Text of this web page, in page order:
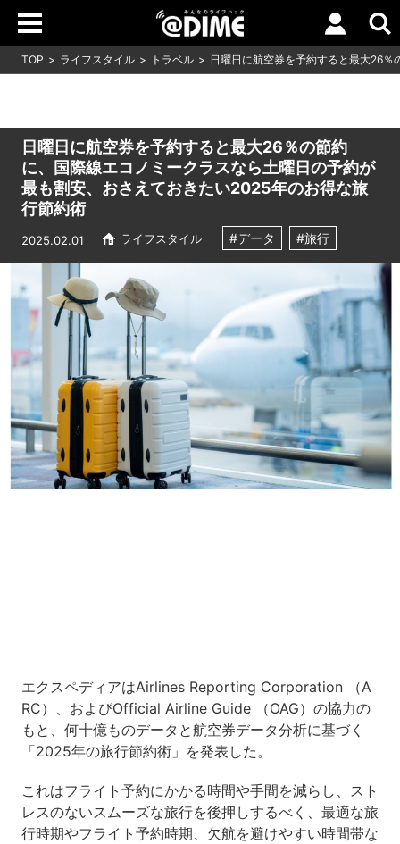
TOP ライフスタイル トラベル 日曜日に航空券を予約すると最大26
日曜日に航空券を予約すると最大26％の節約
に、国際線エコノミークラスなら土曜日の予約が
最も割安、おさえておきたい2025年のお得な旅
行節約術
2025.02.01 ライフスタイル #データ #旅行
エクスペディアはAirlines Reporting Corporation （A
RC）、およびOfficial Airline Guide （OAG）の協力の
もと、何十億ものデータと航空券データ分析に基づく
「2025年の旅行節約術」を発表した。
これはフライト予約にかかる時間や手間を減らし、スト
レスのないスムーズな旅行を後押しするべく、最適な旅
行時期やフライト予約時期、欠航を避けやすい時間帯な